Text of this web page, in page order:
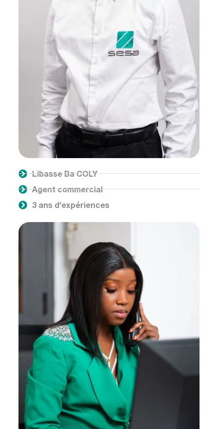
Libasse Ba COLY
Agent commercial
3 ans d’expériences